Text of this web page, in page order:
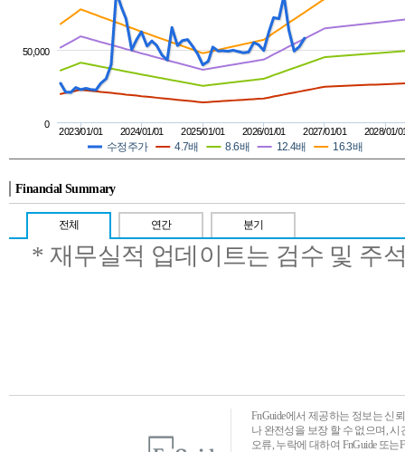
수정주가 4.7배 8.6배 12.4배 16.3배
2023/01/01 2024/01/01 2025/01/01 2026/01/01 2027/01/01 2028/01/
0
50,000
Financial Summary
전체 연간 분기
* 재무실적 업데이트는 검수 및 주
FnGuide에서 제공하는 정보는 신
나 완전성을 보장 할 수 없으며,
오류, 누락에 대하여 FnGuide 또